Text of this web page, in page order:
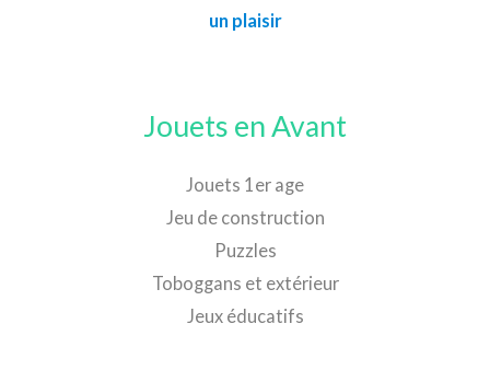
un plaisir
Jouets en Avant
Jouets 1er age
Jeu de construction
Puzzles
Toboggans et extérieur
Jeux éducatifs